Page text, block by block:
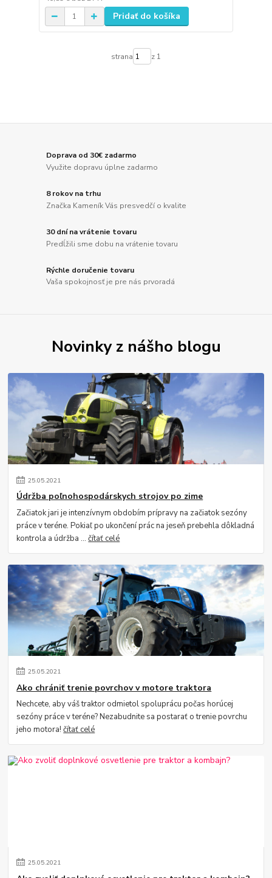
Pridať do košíka
strana z 1
Doprava od 30€ zadarmo
Využite dopravu úplne zadarmo
8 rokov na trhu
Značka Kameník Vás presvedčí o kvalite
30 dní na vrátenie tovaru
Predĺžili sme dobu na vrátenie tovaru
Rýchle doručenie tovaru
Vaša spokojnosť je pre nás prvoradá
Novinky z nášho blogu
25.05.2021
Údržba poľnohospodárskych strojov po zime
Začiatok jari je intenzívnym obdobím prípravy na začiatok sezóny
práce v teréne. Pokiaľ po ukončení prác na jeseň prebehla dôkladná
kontrola a údržba ...čítať celé
25.05.2021
Ako chrániť trenie povrchov v motore traktora
Nechcete, aby váš traktor odmietol spoluprácu počas horúcej
sezóny práce v teréne? Nezabudnite sa postarať o trenie povrchu
jeho motora!čítať celé
25.05.2021